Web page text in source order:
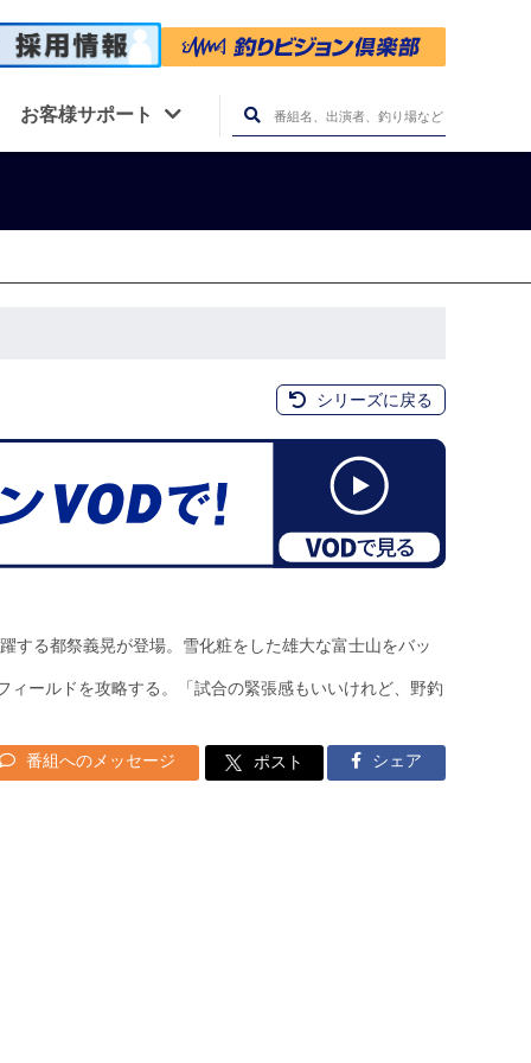
お客様サポート
シリーズに戻る
する都祭義晃が登場。雪化粧をした雄大な富士山をバッ
ールドを攻略する。「試合の緊張感もいいけれど、野釣
番組へのメッセージ ポスト シェア